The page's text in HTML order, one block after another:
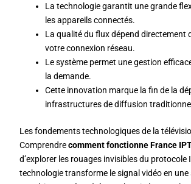
La technologie garantit une grande
les appareils connectés.
La qualité du flux dépend directement
votre connexion réseau.
Le système permet une gestion
la demande.
Cette innovation marque la fin de la
infrastructures de diffusion
Les fondements technologiques de la
Comprendrecomment fonctionne France
d’explorer les rouages invisibles du protocole
technologie transforme le signal vidéo en une